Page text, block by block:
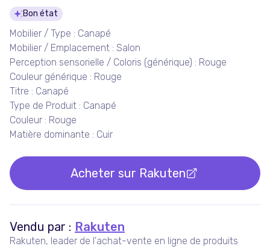
Détails du produit
Bon état
Mobilier / Type : Canapé
Mobilier / Emplacement : Salon
Perception sensorielle / Coloris (générique) : Rouge
Couleur générique : Rouge
Titre : Canapé
Type de Produit : Canapé
Couleur : Rouge
Matière dominante : Cuir
Acheter sur Rakuten
Vendu par : Rakuten
Rakuten, leader de l'achat-vente en ligne de produits